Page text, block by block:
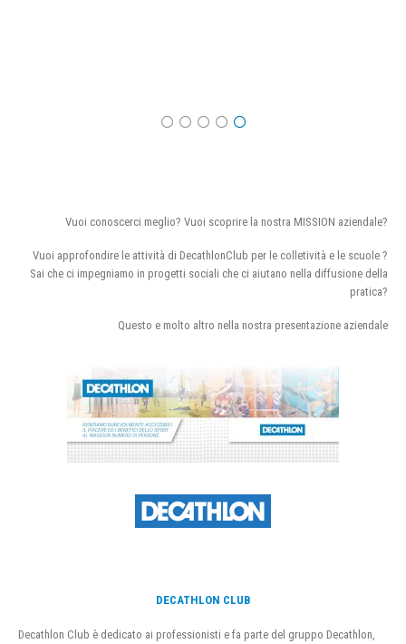
Vuoi conoscerci meglio? Vuoi scoprire la nostra MISSION aziendale?
Vuoi approfondire le attività di DecathlonClub per le colletività e le scuole ?
Sai che ci impegniamo in progetti sociali che ci aiutano nella diffusione della
pratica?
Questo e molto altro nella nostra presentazione aziendale
DECATHLON CLUB
Decathlon Club è dedicato ai professionisti e fa parte del gruppo Decathlon,